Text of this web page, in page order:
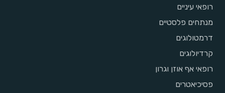
רופאי עיניים
מנתחים פלסטיים
דרמטולוגים
קרדיולוגים
רופאי אף אוזן וגרון
פסיכיאטרים